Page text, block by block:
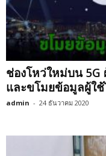
ช่องโหว่ใหม่บน
และขโมยข้อมูลผู้ใ
admin - 24 ธันวาคม 2020